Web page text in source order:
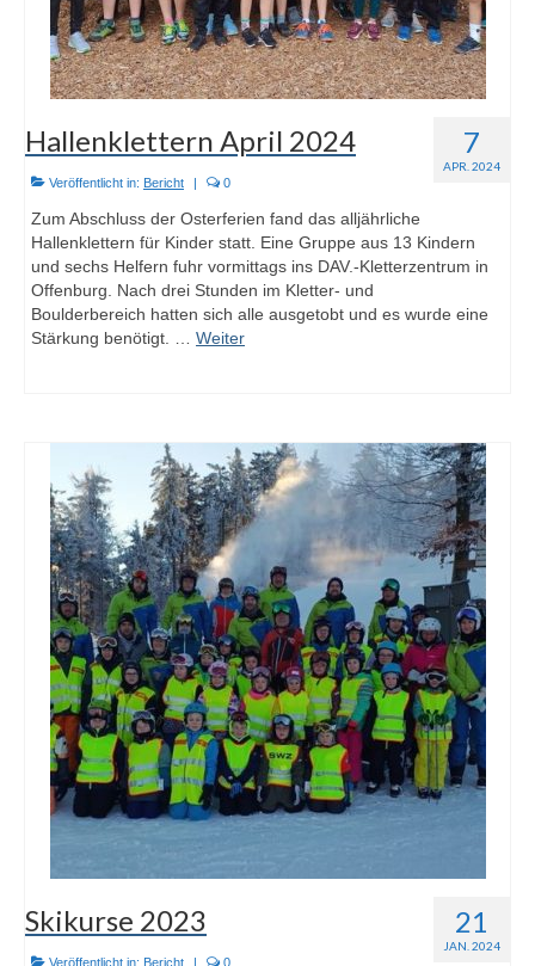
7
APR. 2024
Hallenklettern April 2024
Veröffentlicht in: Bericht 0
Zum Abschluss der Osterferien fand das alljährliche
Hallenklettern für Kinder statt. Eine Gruppe aus 13 Kindern
und sechs Helfern fuhr vormittags ins DAV.-Kletterzentrum in
Offenburg. Nach drei Stunden im Kletter- und
Boulderbereich hatten sich alle ausgetobt und es wurde eine
Stärkung benötigt. … Weiter
21
JAN. 2024
Skikurse 2023
Veröffentlicht in: Bericht 0